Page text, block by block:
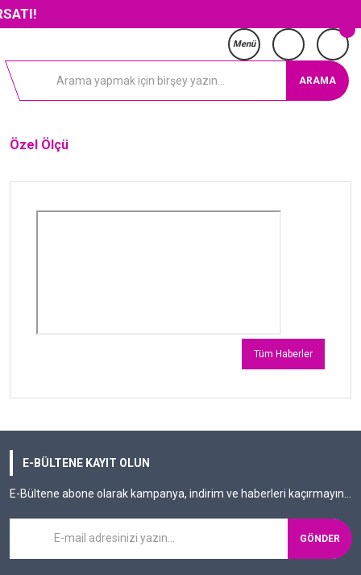
Menü
ARAMA
Özel Ölçü
Tüm Haberler
E-BÜLTENE KAYIT OLUN
E-Bültene abone olarak kampanya, indirim ve haberleri kaçırmayın...
GÖNDER